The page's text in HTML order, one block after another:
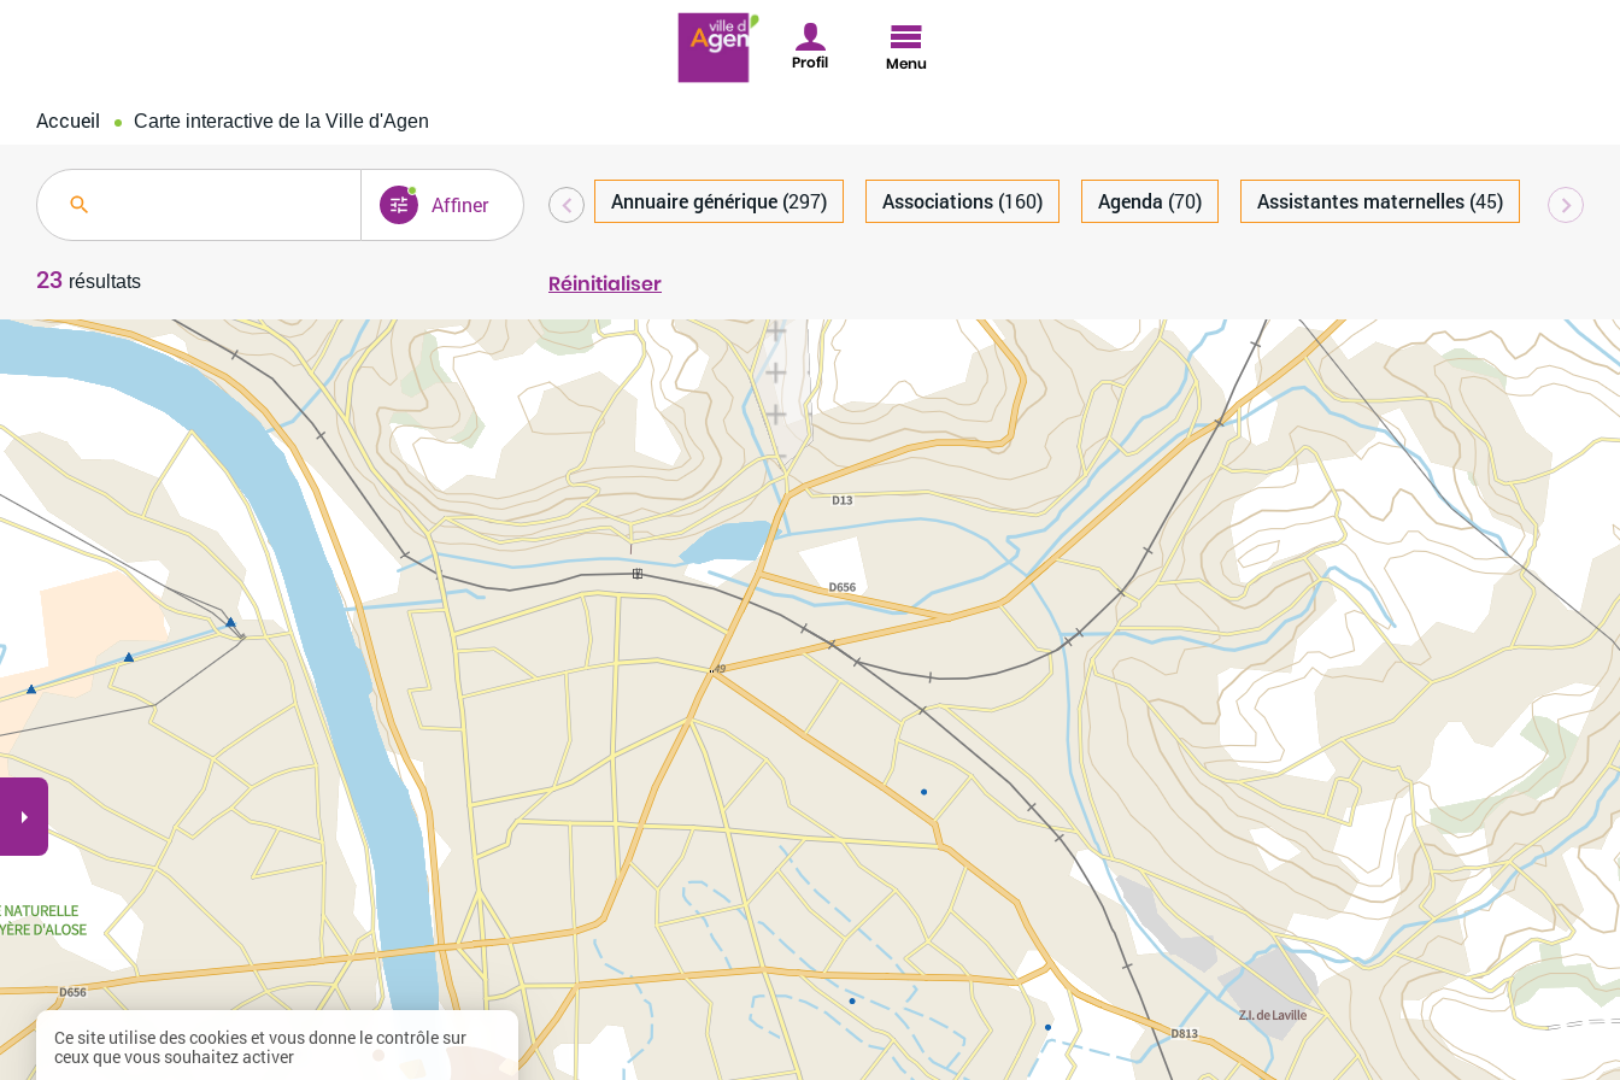
Profil Menu
Accueil page active :
Carte interactive de la Ville d'Agen
Carte interactive
23 résultats
Mot-clé
Affinerma rechercheType de contenu Annuaire générique (297) Associations (160) Agenda (70) Assistantes maternelles (45)
Réinitialiser
Ce site utilise des cookies et vous donne le contrôle sur
ceux que vous souhaitez activer